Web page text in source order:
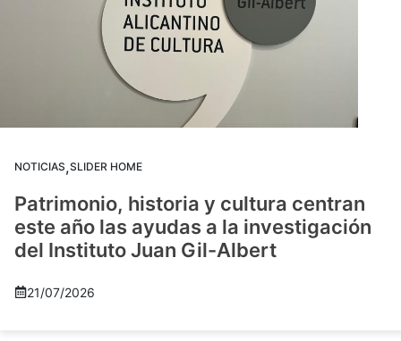
NOTICIAS,SLIDER HOME
Patrimonio, historia y cultura centran
este año las ayudas a la investigación
del Instituto Juan Gil-Albert
21/07/2026